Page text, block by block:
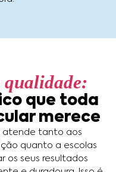
que toda
merece
atende tanto aos
quanto a escolas
os seus resultados